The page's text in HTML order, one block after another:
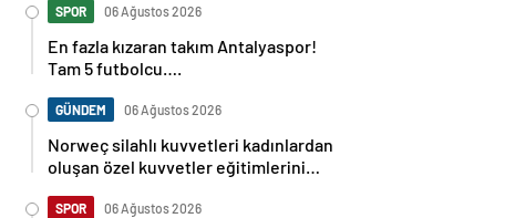
SPOR 06 Ağustos 2026
En fazla kızaran takım Antalyaspor!
Tam 5 futbolcu….
GÜNDEM 06 Ağustos 2026
Norweç silahlı kuvvetleri kadınlardan
oluşan özel kuvvetler eğitimlerini
SPOR 06 Ağustos 2026